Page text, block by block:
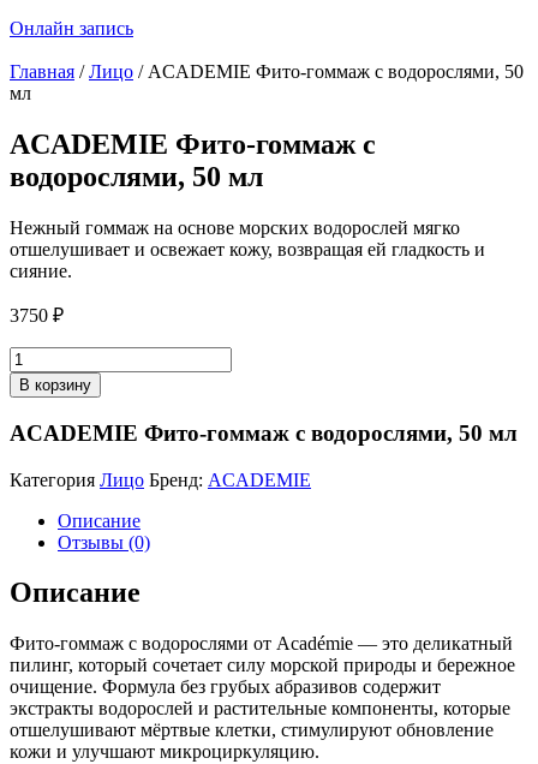
Онлайн запись
Главная /Лицо / ACADEMIE Фито-гоммаж с водорослями, 50
мл
ACADEMIE Фито-гоммаж с
водорослями, 50 мл
Нежный гоммаж на основе морских водорослей мягко
отшелушивает и освежает кожу, возвращая ей гладкость и
сияние.
3750 ₽
Количество
товара
ACADEMIE
Фито-
гоммаж
водорослями,
В корзину
ACADEMIE Фито-гоммаж с водорослями, 50 мл
Категория Лицо Бренд: ACADEMIE
Описание
Отзывы (0)
Описание
Фито-гоммаж с водорослями от Académie — это деликатный
пилинг, который сочетает силу морской природы и бережное
очищение. Формула без грубых абразивов содержит
экстракты водорослей и растительные компоненты, которые
отшелушивают мёртвые клетки, стимулируют обновление
кожи и улучшают микроциркуляцию.